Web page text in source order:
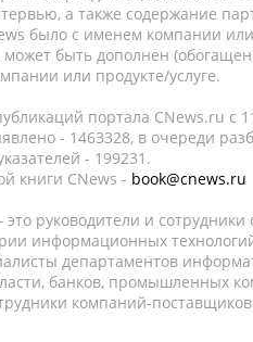
а также содержание
было с именем компании
быть дополнен
или продукте/услуге.
портала CNews.ru c
- 1463328, в очереди
- 199231.
книги CNews - book@cnews.ru
руководители и
информационных
департаментов
банков, промышленных
компаний-